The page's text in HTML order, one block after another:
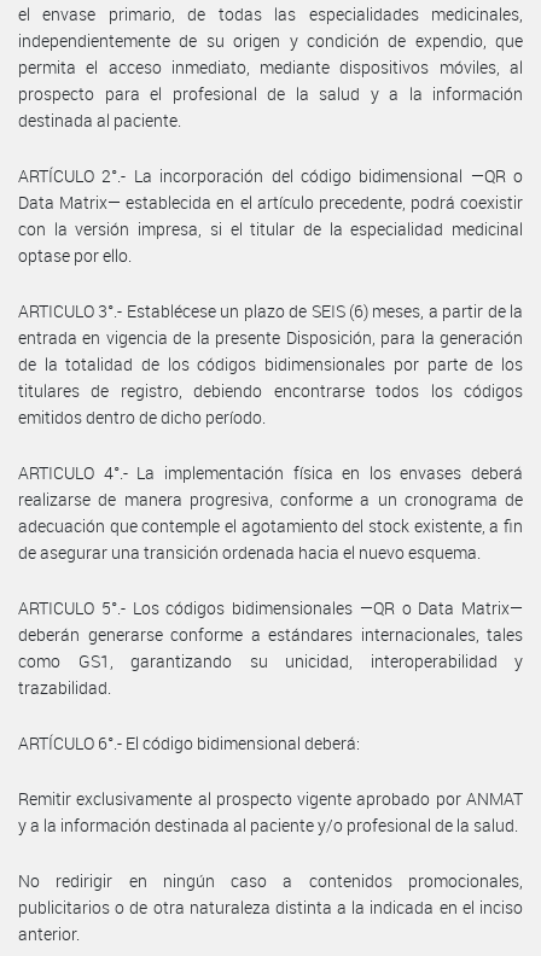
el envase primario, de todas las especialidades medicinales,
independientemente de su origen y condición de expendio, que
permita el acceso inmediato, mediante dispositivos móviles, al
prospecto para el profesional de la salud y a la información
destinada al paciente.
ARTÍCULO 2°.- La incorporación del código bidimensional —QR o
Data Matrix— establecida en el artículo precedente, podrá coexistir
con la versión impresa, si el titular de la especialidad medicinal
optase por ello.
ARTICULO 3°.- Establécese un plazo de SEIS (6) meses, a partir de la
entrada en vigencia de la presente Disposición, para la generación
de la totalidad de los códigos bidimensionales por parte de los
titulares de registro, debiendo encontrarse todos los códigos
emitidos dentro de dicho período.
ARTICULO 4°.- La implementación física en los envases deberá
realizarse de manera progresiva, conforme a un cronograma de
adecuación que contemple el agotamiento del stock existente, a fin
de asegurar una transición ordenada hacia el nuevo esquema.
ARTICULO 5°.- Los códigos bidimensionales —QR o Data Matrix—
deberán generarse conforme a estándares internacionales, tales
como GS1, garantizando su unicidad, interoperabilidad y
trazabilidad.
ARTÍCULO 6°.- El código bidimensional deberá:
Remitir exclusivamente al prospecto vigente aprobado por ANMAT
y a la información destinada al paciente y/o profesional de la salud.
No redirigir en ningún caso a contenidos promocionales,
publicitarios o de otra naturaleza distinta a la indicada en el inciso
anterior.